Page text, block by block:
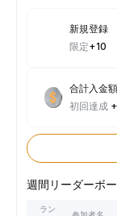
新規登録
限定+10
合計入金
初回達成
週間リーダーボ
ラン